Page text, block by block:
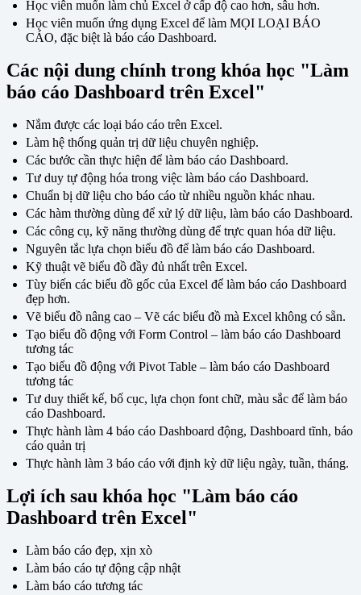
Học viên muốn làm chủ Excel ở cấp độ cao hơn, sâu hơn.
Học viên muốn ứng dụng Excel để làm MỌI LOẠI BÁO
CÁO, đặc biệt là báo cáo Dashboard.
Các nội dung chính trong khóa học "Làm
báo cáo Dashboard trên Excel"
Nắm được các loại báo cáo trên Excel.
Làm hệ thống quản trị dữ liệu chuyên nghiệp.
Các bước cần thực hiện để làm báo cáo Dashboard.
Tư duy tự động hóa trong việc làm báo cáo Dashboard.
Chuẩn bị dữ liệu cho báo cáo từ nhiều nguồn khác nhau.
Các hàm thường dùng để xử lý dữ liệu, làm báo cáo Dashboard.
Các công cụ, kỹ năng thường dùng để trực quan hóa dữ liệu.
Nguyên tắc lựa chọn biểu đồ để làm báo cáo Dashboard.
Kỹ thuật vẽ biểu đồ đầy đủ nhất trên Excel.
Tùy biến các biểu đồ gốc của Excel để làm báo cáo Dashboard
đẹp hơn.
Vẽ biểu đồ nâng cao – Vẽ các biểu đồ mà Excel không có sẵn.
Tạo biểu đồ động với Form Control – làm báo cáo Dashboard
tương tác
Tạo biểu đồ động với Pivot Table – làm báo cáo Dashboard
tương tác
Tư duy thiết kế, bố cục, lựa chọn font chữ, màu sắc để làm báo
cáo Dashboard.
Thực hành làm 4 báo cáo Dashboard động, Dashboard tĩnh, báo
cáo quản trị
Thực hành làm 3 báo cáo với định kỳ dữ liệu ngày, tuần, tháng.
Lợi ích sau khóa học "Làm báo cáo
Dashboard trên Excel"
Làm báo cáo đẹp, xịn xò
Làm báo cáo tự động cập nhật
Làm báo cáo tương tác